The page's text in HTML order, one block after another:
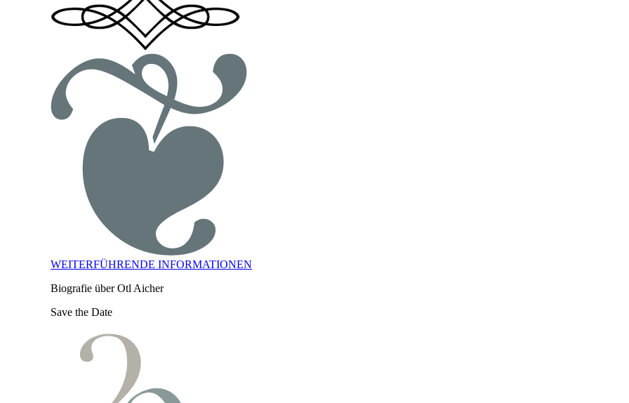
WEITERFÜHRENDE INFORMATIONEN
Biografie über Otl Aicher
Save the Date